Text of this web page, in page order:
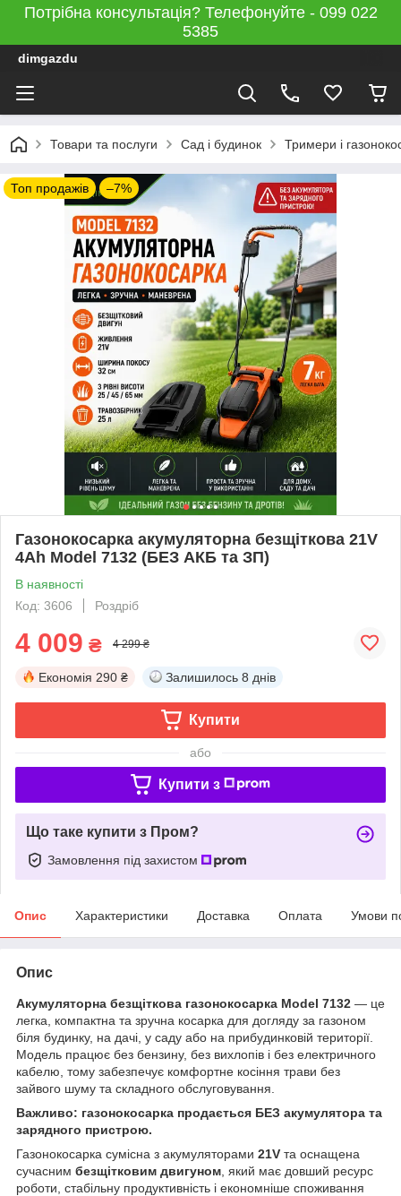
Потрібна консультація? Телефонуйте - 099 022
5385
dimgazdu
Товари та послуги Сад і будинок Тримери і
Топ продажів –7%
Газонокосарка акумуляторна безщіткова 21V
4Ah Model 7132 (БЕЗ АКБ та ЗП)
В наявності
Код: 3606
Роздріб
4 009 ₴ 4 299 ₴
Економія 290 ₴ Залишилось 8 днів
Купити
або
Купити з
Що таке купити з Пром?
Замовлення під захистом
Опис Характеристики Доставка Оплата Умови
Опис
Акумуляторна безщіткова газонокосарка Model 7132 — це
легка, компактна та зручна косарка для догляду за газоном
біля будинку, на дачі, у саду або на прибудинковій території.
Модель працює без бензину, без вихлопів і без електричного
кабелю, тому забезпечує комфортне косіння трави без
зайвого шуму та складного обслуговування.
Важливо: газонокосарка продається БЕЗ акумулятора та
зарядного пристрою.
Газонокосарка сумісна з акумуляторами 21V та оснащена
сучасним безщітковим двигуном , який має довший ресурс
роботи, стабільну продуктивність і економніше споживання